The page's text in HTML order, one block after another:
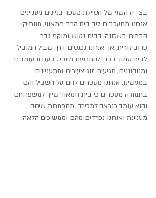
בצידה השני של הטיילת מספר בניינים מעניינים.
אנחנו מתעכבים ליד בית הרב חמאווי, מוותיקי
הבתים בשכונה. הבית נטוש ומוקף גדר
פרוביזורית, אך אנחנו נכנסים דרך שביל המוביל
לבית סמוך בכדי להתרשם מיופיו. בעודנו עומדים
ומתבוננים, מגיעים זוג צעירים ומתעניינים
במעשינו. אנחנו מספרים להם על השביל והם
בתמורה מספרים כי בית חמאווי שייך למשפחתם
והוא עומד כנראה למכירה. מתפתחת שיחה
מעניינת ואנחנו נפרדים מהם וממשיכים הלאה.